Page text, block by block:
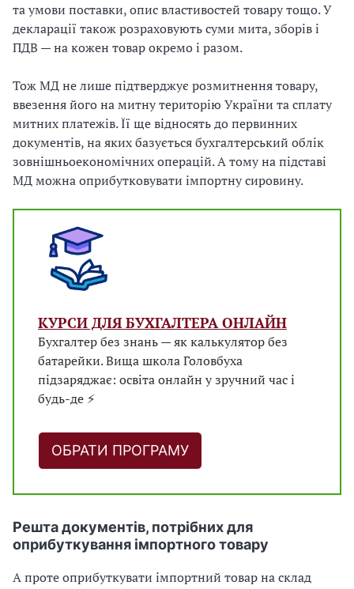
та умови поставки, опис властивостей товару тощо. У
декларації також розраховують суми мита, зборів і
ПДВ — на кожен товар окремо і разом.
Тож МД не лише підтверджує розмитнення товару,
ввезення його на митну територію України та сплату
митних платежів. Її ще відносять до первинних
документів, на яких базується бухгалтерський облік
зовнішньоекономічних операцій. А тому на підставі
МД можна оприбутковувати імпортну сировину.
КУРСИ ДЛЯ БУХГАЛТЕРА ОНЛАЙН
Бухгалтер без знань — як калькулятор без
батарейки. Вища школа Головбуха
підзаряджає: освіта онлайн у зручний час і
будь-де ⚡
ОБРАТИ ПРОГРАМУ
Решта документів, потрібних для
оприбуткування імпортного товару
А проте оприбуткувати імпортний товар на склад